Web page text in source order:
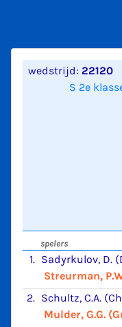
wedstrijd: 22120
S 2e
spelers
1. Sadyrkulov, D.
Streurman,
2. Schultz, C.A.
Mulder, G.G.